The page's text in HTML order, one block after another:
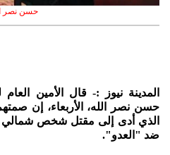
حسن نصر
المدينة نيوز :- قال الأمين
حسن نصر الله، الأربعاء، إن
الذي أدى إلى مقتل شخص شمالي
ضد "العدو".